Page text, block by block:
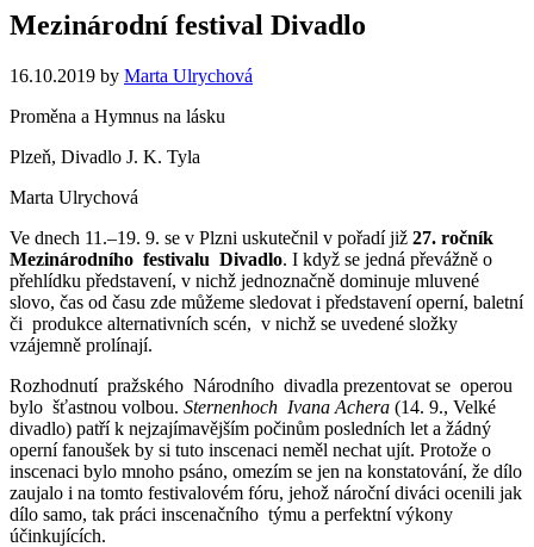
Mezinárodní festival Divadlo
16.10.2019 by Marta Ulrychová
Proměna a Hymnus na lásku
Plzeň, Divadlo J. K. Tyla
Marta Ulrychová
Ve dnech 11.–19. 9. se v Plzni uskutečnil v pořadí již 27. ročník
Mezinárodního festivalu Divadlo. I když se jedná převážně o
přehlídku představení, v nichž jednoznačně dominuje mluvené
slovo, čas od času zde můžeme sledovat i představení operní, baletní
či produkce alternativních scén, v nichž se uvedené složky
vzájemně prolínají.
Rozhodnutí pražského Národního divadla prezentovat se operou
bylo šťastnou volbou. Sternenhoch Ivana Achera (14. 9., Velké
divadlo) patří k nejzajímavějším počinům posledních let a žádný
operní fanoušek by si tuto inscenaci neměl nechat ujít. Protože o
inscenaci bylo mnoho psáno, omezím se jen na konstatování, že dílo
zaujalo i na tomto festivalovém fóru, jehož nároční diváci ocenili jak
dílo samo, tak práci inscenačního týmu a perfektní výkony
účinkujících.